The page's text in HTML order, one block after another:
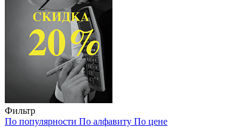
Фильтр
По популярности По алфавиту По цене